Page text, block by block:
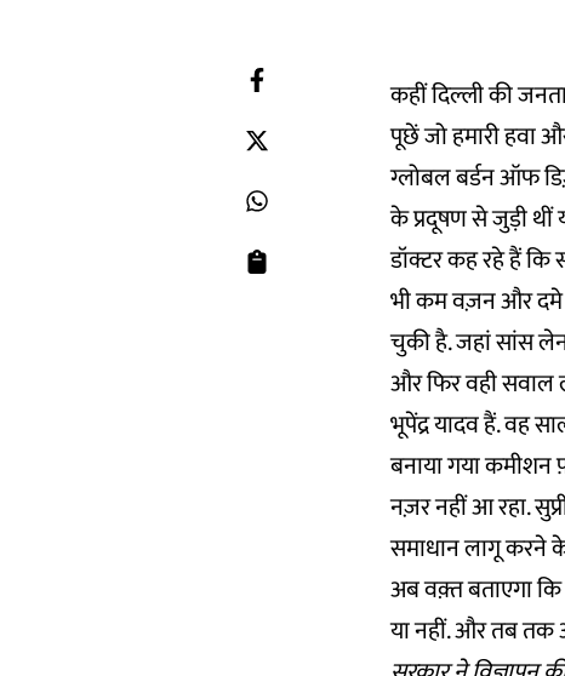
कहीं दिल्ली की
पूछें जो हमारी हवा
ग्लोबल बर्डन ऑफ
के प्रदूषण से जुड़ी थीं
डॉक्टर कह रहे हैं
भी कम वज़न और दमे
चुकी है. जहां सांस
और फिर वही सवाल
भूपेंद्र यादव हैं. वह
बनाया गया कमीशन
नज़र नहीं आ रहा.
समाधान लागू करने के
अब वक़्त बताएगा
या नहीं. और तब तक